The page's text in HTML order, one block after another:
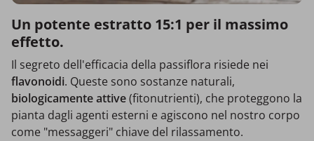
Un potente estratto 15:1 per il massimo
effetto.
Il segreto dell'efficacia della passiflora risiede nei
flavonoidi. Queste sono sostanze naturali,
biologicamente attive(fitonutrienti), che proteggono la
pianta dagli agenti esterni e agiscono nel nostro corpo
come "messaggeri" chiave del rilassamento.